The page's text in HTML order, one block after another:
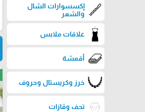
إكسسوارات الشال
والشعر
علاقات ملابس
أقمشة
خرز وكريستال وحروف
تحف وڤازات